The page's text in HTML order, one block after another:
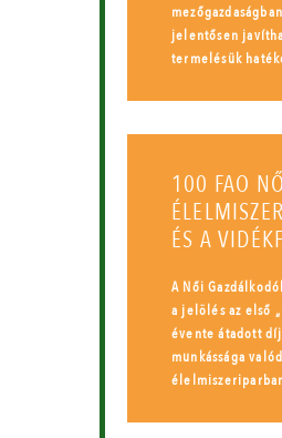
jelentősen
termelésük
100 FAO
ÉS A
A Női
a jelölés az első
évente átadott
munkássága